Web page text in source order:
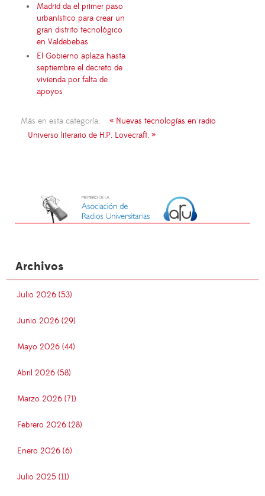
Madrid da el primer paso
urbanístico para crear un
gran distrito tecnológico
en Valdebebas
El Gobierno aplaza hasta
septiembre el decreto de
vivienda por falta de
apoyos
Más en esta categoría:
« Nuevas tecnologías en radio
Universo literario de H.P. Lovecraft. »
Archivos
Julio 2026 (53)
Junio 2026 (29)
Mayo 2026 (44)
Abril 2026 (58)
Marzo 2026 (71)
Febrero 2026 (28)
Enero 2026 (6)
Julio 2025 (11)